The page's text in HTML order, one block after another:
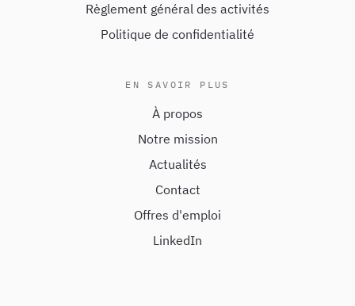
Règlement général des activités
Politique de confidentialité
EN SAVOIR PLUS
À propos
Notre mission
Actualités
Contact
Offres d'emploi
LinkedIn